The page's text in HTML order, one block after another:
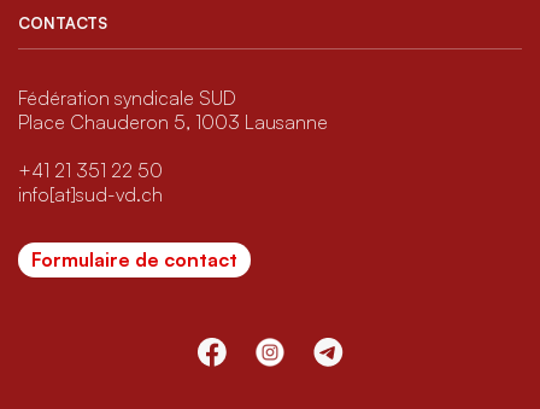
CONTACTS
Fédération syndicale SUD
Place Chauderon 5, 1003 Lausanne
+41 21 351 22 50
info[at]sud-vd.ch
Formulaire de contact